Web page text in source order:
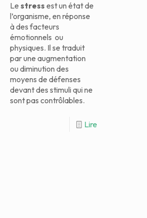
Le stress est un état de
l’organisme, en réponse
à des facteurs
émotionnels ou
physiques. Il se traduit
par une augmentation
ou diminution des
moyens de défenses
devant des stimuli qui ne
sont pas contrôlables.
Lire